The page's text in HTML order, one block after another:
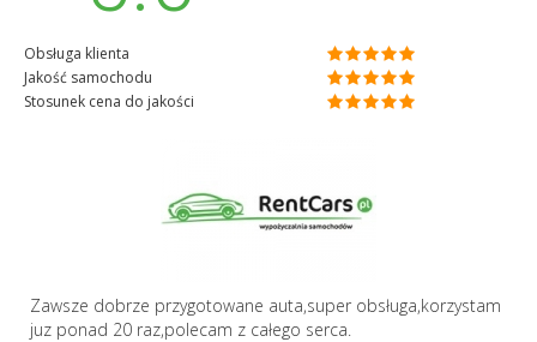
Obsługa klienta
Jakość samochodu
Stosunek cena do jakości
Zawsze dobrze przygotowane auta,super obsługa,korzystam
juz ponad 20 raz,polecam z całego serca.